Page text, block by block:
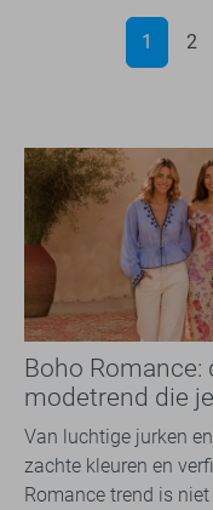
1 2
Boho
modetrend die
overal ziet
Van luchtige jurken
zachte kleuren en
Romance trend is